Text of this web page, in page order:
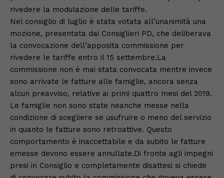
rivedere la modulazione delle tariffe.
Nel consiglio di luglio è stata votata all’unanimità una
mozione, presentata dai Consiglieri PD, che deliberava
la convocazione dell’apposita commissione per
rivedere le tariffe entro il 15 settembre.La
commissione non è mai stata convocata mentre invece
sono arrivate le fatture alle famiglie, ancora senza
alcun preavviso, relative ai primi quattro mesi del 2019.
Le famiglie non sono state neanche messe nella
condizione di scegliere se usufruire o meno del servizio
in quanto le fatture sono retroattive. Questo
comportamento è inaccettabile e da subito le fatture
emesse devono essere annullate.Di fronte agli impegni
presi in Consiglio e completamente disattesi si chiede